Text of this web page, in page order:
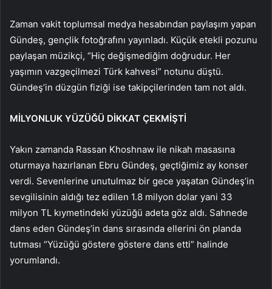
Zaman vakit toplumsal medya hesabından paylaşım yapan
Gündeş, gençlik fotoğrafını yayınladı. Küçük etekli pozunu
paylaşan müzikçi, “Hiç değişmediğim doğrudur. Her
yaşımın vazgeçilmezi Türk kahvesi” notunu düştü.
Gündeş’in düzgün fiziği ise takipçilerinden tam not aldı.
MİLYONLUK YÜZÜĞÜ DİKKAT ÇEKMİŞTİ
Yakın zamanda Rassan Khoshnaw ile nikah masasına
oturmaya hazırlanan Ebru Gündeş, geçtiğimiz ay konser
verdi. Sevenlerine unutulmaz bir gece yaşatan Gündeş’in
sevgilisinin aldığı tez edilen 1.8 milyon dolar yani 33
milyon TL kıymetindeki yüzüğü adeta göz aldı. Sahnede
dans eden Gündeş’in dans sırasında ellerini ön planda
tutması “Yüzüğü göstere göstere dans etti” halinde
yorumlandı.